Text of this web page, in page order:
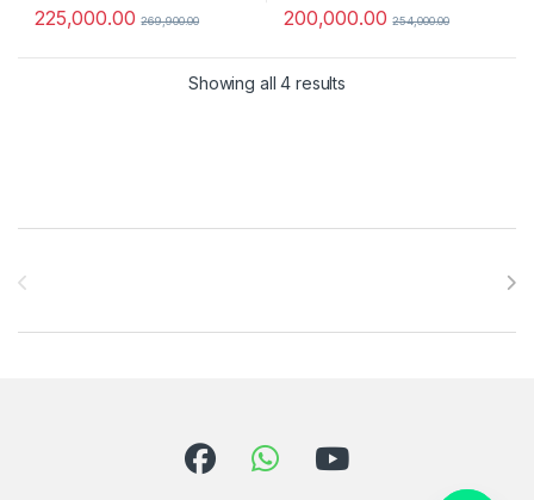
225,000.00 269,900.00 200,000.00 254,000.00
Showing all 4 results